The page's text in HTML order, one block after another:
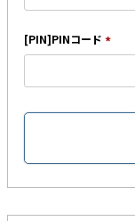
新商品
アウトレット
[PIN]PINコード
(
)